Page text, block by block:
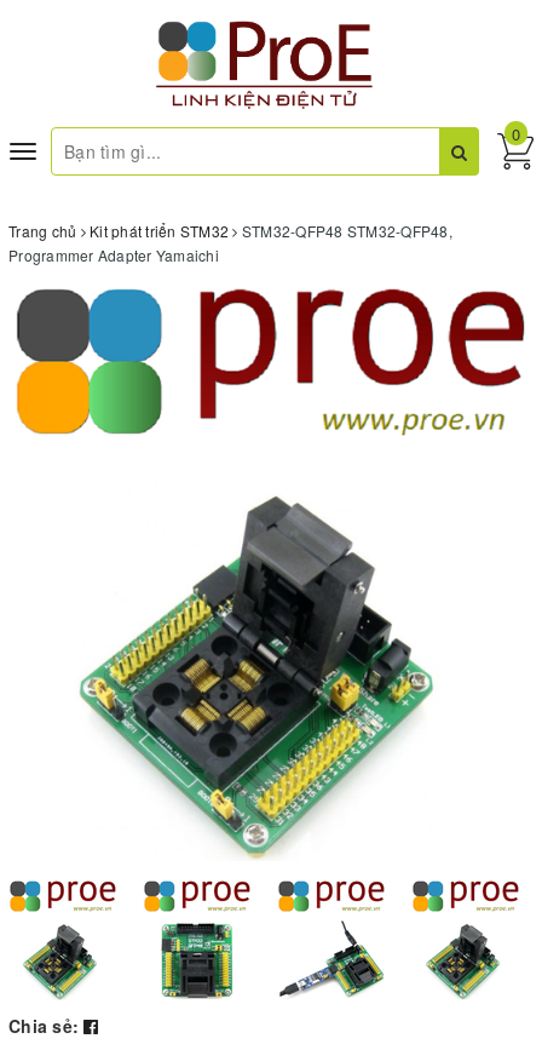
Toggle
navigation
0
Trang chủ Kit phát triển STM32
STM32-QFP48 STM32-QFP48,
Programmer Adapter Yamaichi
Chia sẻ: